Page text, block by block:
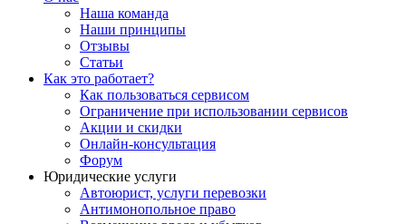
Наша команда
Наши принципы
Отзывы
Статьи
Как это работает?
Как пользоваться сервисом
Ограничение при использовании сервисов
Акции и скидки
Онлайн-консультация
Форум
Юридические услуги
Автоюрист, услуги перевозки
Антимонопольное право